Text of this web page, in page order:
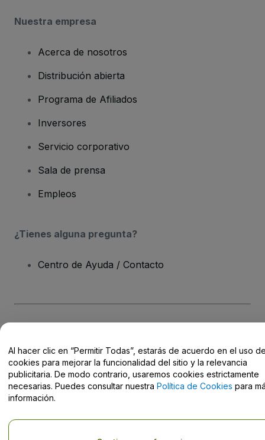
Nuestra empresa
Acerca de nosotros
Distribución abierta
Programa de Afiliados
Inversores
Servicio corporativo
Sala de prensa
Empleos
¿Tienes alguna pregunta?
Centro de Ayuda / Contacto
El uso de este sitio web constituye la aceptación de losTérminos y
Condiciones, de laPolítica de Privacidad , de laPolítica de Cookies
y de laPolítica de Privacidad para Móviles
No compartir mi información personal ni tus opciones de
Al hacer clic en “Permitir Todas”, estarás de acuerdo en el uso
cookies para mejorar la funcionalidad del sitio y la relevancia
publicitaria. De modo contrario, usaremos cookies estrictamente
necesarias. Puedes consultar nuestra Política de Cookies para
información.